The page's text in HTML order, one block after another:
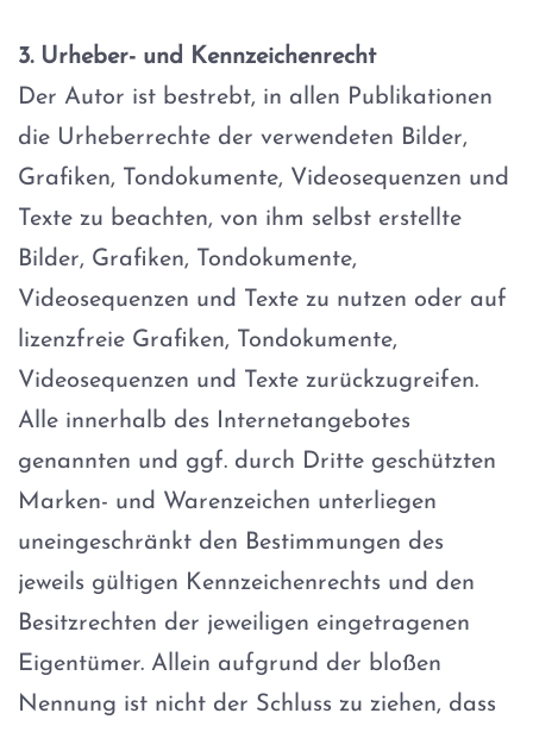
3. Urheber- und Kennzeichenrecht
Der Autor ist bestrebt, in allen Publikationen
die Urheberrechte der verwendeten Bilder,
Grafiken, Tondokumente, Videosequenzen und
Texte zu beachten, von ihm selbst erstellte
Bilder, Grafiken, Tondokumente,
Videosequenzen und Texte zu nutzen oder auf
lizenzfreie Grafiken, Tondokumente,
Videosequenzen und Texte zurückzugreifen.
Alle innerhalb des Internetangebotes
genannten und ggf. durch Dritte geschützten
Marken- und Warenzeichen unterliegen
uneingeschränkt den Bestimmungen des
jeweils gültigen Kennzeichenrechts und den
Besitzrechten der jeweiligen eingetragenen
Eigentümer. Allein aufgrund der bloßen
Nennung ist nicht der Schluss zu ziehen, dass